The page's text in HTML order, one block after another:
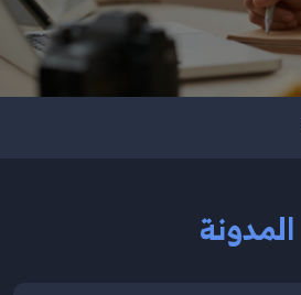
المدونة